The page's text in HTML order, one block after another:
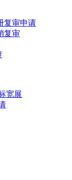
复审申请
复审
宽展